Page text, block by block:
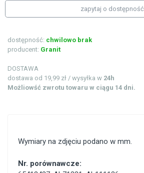
zapytaj o dostępność
dostępność: chwilowo brak
producent: Granit
DOSTAWA
dostawa od 19,99 zł / wysyłka w 24h
Możliowść zwrotu towaru w ciągu 14 dni.
Wymiary na zdjęciu podano w mm.
Nr. porównawcze: